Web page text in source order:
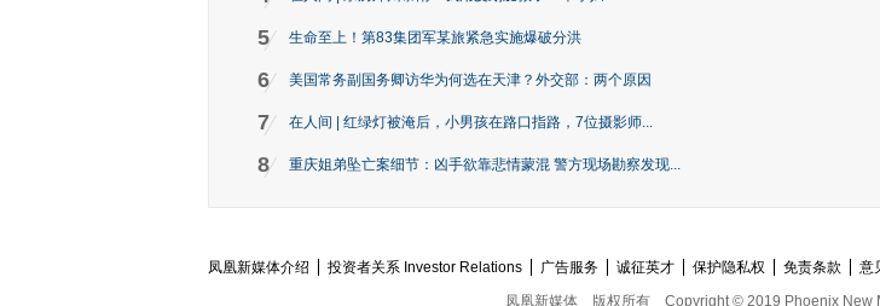
5 生命至上！第83集团军某旅紧急实施爆破分洪
6 美国常务副国务卿访华为何选在天津？外交部：两个原因
7 在人间 | 红绿灯被淹后，小男孩在路口指路，7位摄影师...
8 重庆姐弟坠亡案细节：凶手欲靠悲情蒙混 警方现场勘察发现...
凤凰新媒体介绍 投资者关系 Investor Relations 广告服务 诚征英才 保护隐私权 免责条款 意
凤凰新媒体
版权所有 Copyright © 2019 Phoenix New